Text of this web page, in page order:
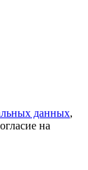
данных,
на